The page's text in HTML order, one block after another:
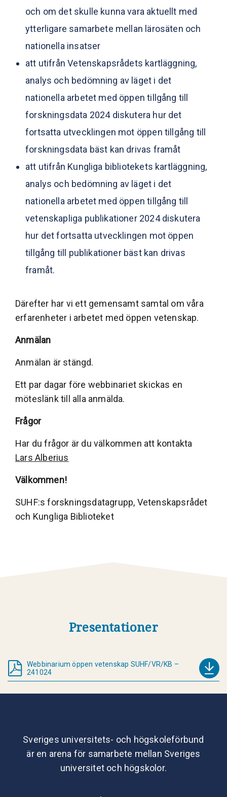
och om det skulle kunna vara aktuellt med
ytterligare samarbete mellan lärosäten och
nationella insatser
att utifrån Vetenskapsrådets kartläggning,
analys och bedömning av läget i det
nationella arbetet med öppen tillgång till
forskningsdata 2024 diskutera hur det
fortsatta utvecklingen mot öppen tillgång till
forskningsdata bäst kan drivas framåt
att utifrån Kungliga bibliotekets kartläggning,
analys och bedömning av läget i det
nationella arbetet med öppen tillgång till
vetenskapliga publikationer 2024 diskutera
hur det fortsatta utvecklingen mot öppen
tillgång till publikationer bäst kan drivas
framåt.
Därefter har vi ett gemensamt samtal om våra
erfarenheter i arbetet med öppen vetenskap.
Anmälan
Anmälan är stängd.
Ett par dagar före webbinariet skickas en
möteslänk till alla anmälda.
Frågor
Har du frågor är du välkommen att kontakta
Lars Alberius
Välkommen!
SUHF:s forskningsdatagrupp, Vetenskapsrådet
och Kungliga Biblioteket
Presentationer
Webbinarium öppen vetenskap SUHF/VR/KB –
241024
Sveriges universitets- och högskoleförbund
är en arena för samarbete mellan Sveriges
universitet och högskolor.